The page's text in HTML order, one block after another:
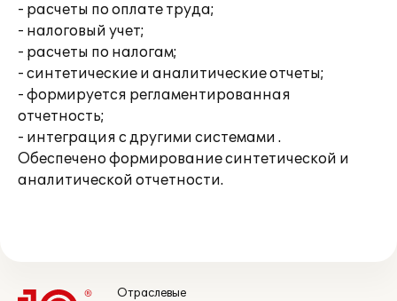
- расчеты по оплате труда;
- налоговый учет;
- расчеты по налогам;
- синтетические и аналитические отчеты;
- формируется регламентированная
отчетность;
- интеграция с другими системами .
Обеспечено формирование синтетической и
аналитической отчетности.
Отраслевые